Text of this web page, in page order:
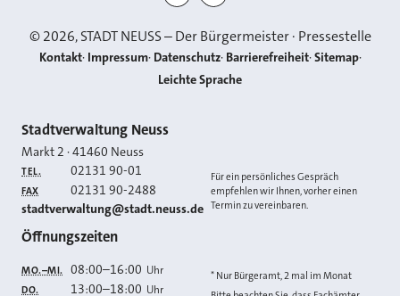
©2026, STADT NEUSS – Der Bürgermeister · Pressestelle
Kontakt Impressum Datenschutz Barrierefreiheit Sitemap
Leichte Sprache
Kontakt
Stadtverwaltung Neuss
Markt 2 ·41460 Neuss
TEL. 02131 90-01
FAX 02131 90-2488
E-MAIL
stadtverwaltung@stadt.neuss.de
Für ein persönliches Gespräch
empfehlen wir Ihnen, vorher einen
Termin zu vereinbaren.
Öffnungszeiten
MO.–MI. 08:00–16:00 Uhr
DO. 13:00–18:00 Uhr
* Nur Bürgeramt, 2 mal im Monat